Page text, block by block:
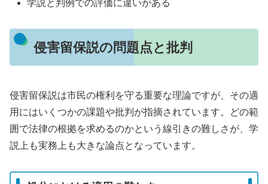
学説と判例での評価に違いがある
侵害留保説の問題点と批判
侵害留保説は市民の権利を守る重要な理論ですが、その適
用にはいくつかの課題や批判が指摘されています。どの範
囲で法律の根拠を求めるのかという線引きの難しさが、学
説上も実務上も大きな論点となっています。